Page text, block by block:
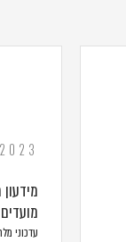
עדכוני